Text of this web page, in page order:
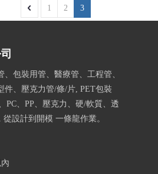
1 2 3
包裝用管、醫療管、工程管、
件、壓克力管/條/片, PET包裝
PC、PP、壓克力、硬/軟質、透
設計到開模 一條龍作業。